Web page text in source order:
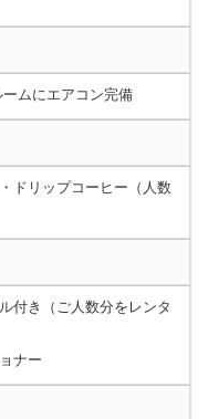
ムにエアコン完備
ドリップコーヒー（人数
付き（ご人数分をレンタ
ナー